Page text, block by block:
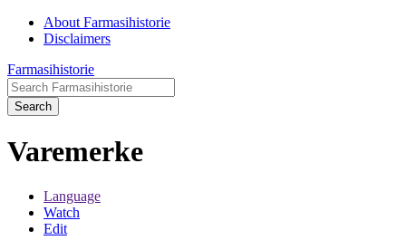
About Farmasihistorie
Disclaimers
Farmasihistorie
Search
Varemerke
Language
Watch
Edit